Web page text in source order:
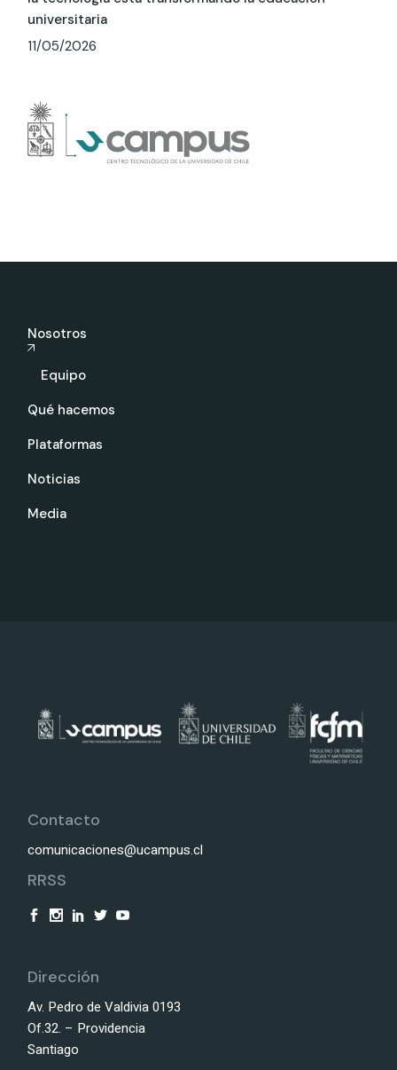
universitaria
11/05/2026
Nosotros
Equipo
Qué hacemos
Plataformas
Noticias
Media
Contacto
comunicaciones@ucampus.cl
RRSS
Dirección
Av. Pedro de Valdivia 0193
Of.32. – Providencia
Santiago